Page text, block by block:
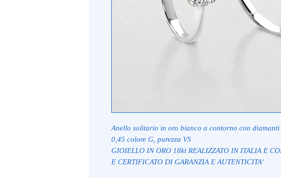
Anello solitario in oro bianco a contorno con
0,45 colore G, purezza VS
GIOIELLO IN ORO 18kt REALIZZATO IN ITALIA E
E CERTIFICATO DI GARANZIA E AUTENTICITA'